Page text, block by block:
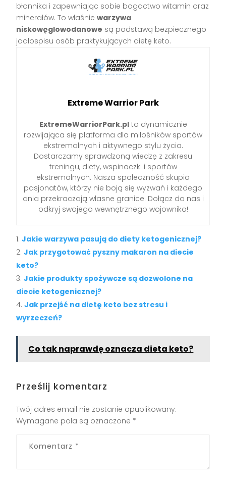
błonnika i zapewniając sobie bogactwo witamin oraz
minerałów. To właśniewarzywa
niskowęglowodanowe są podstawą bezpiecznego
jadłospisu osób praktykujących dietę keto.
Extreme Warrior Park
ExtremeWarriorPark.plto dynamicznie
rozwijająca się platforma dla miłośników sportów
ekstremalnych i aktywnego stylu życia.
Dostarczamy sprawdzoną wiedzę z zakresu
treningu, diety, wspinaczki i sportów
ekstremalnych. Nasza społeczność skupia
pasjonatów, którzy nie boją się wyzwań i każdego
dnia przekraczają własne granice. Dołącz do nas i
odkryj swojego wewnętrznego wojownika!
Jakie warzywa pasują do diety ketogenicznej?
Jak przygotować pyszny makaron na diecie
keto?
Jakie produkty spożywcze są dozwolone na
diecie ketogenicznej?
Jak przejść na dietę keto bez stresu i
wyrzeczeń?
Co tak naprawdę oznacza dieta keto?
Prześlij komentarz
Twój adres email nie zostanie opublikowany.
Wymagane pola są oznaczone *